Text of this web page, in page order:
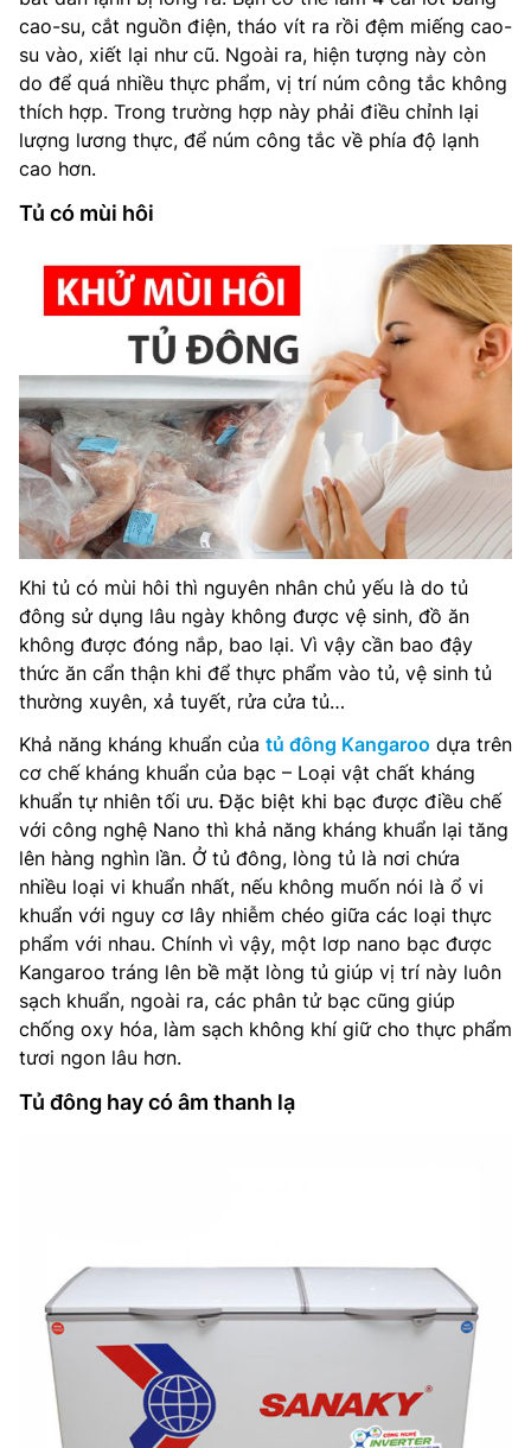
cao-su, cắt nguồn điện, tháo vít ra rồi đệm miếng cao-
su vào, xiết lại như cũ. Ngoài ra, hiện tượng này còn
do để quá nhiều thực phẩm, vị trí núm công tắc không
thích hợp. Trong trường hợp này phải điều chỉnh lại
lượng lương thực, để núm công tắc về phía độ lạnh
cao hơn.
Tủ có mùi hôi
Khi tủ có mùi hôi thì nguyên nhân chủ yếu là do tủ
đông sử dụng lâu ngày không được vệ sinh, đồ ăn
không được đóng nắp, bao lại. Vì vậy cần bao đậy
thức ăn cẩn thận khi để thực phẩm vào tủ, vệ sinh tủ
thường xuyên, xả tuyết, rửa cửa tủ…
Khả năng kháng khuẩn của tủ đông Kangaroo dựa trên
cơ chế kháng khuẩn của bạc – Loại vật chất kháng
khuẩn tự nhiên tối ưu. Đặc biệt khi bạc được điều chế
với công nghệ Nano thì khả năng kháng khuẩn lại tăng
lên hàng nghìn lần. Ở tủ đông, lòng tủ là nơi chứa
nhiều loại vi khuẩn nhất, nếu không muốn nói là ổ vi
khuẩn với nguy cơ lây nhiễm chéo giữa các loại thực
phẩm với nhau. Chính vì vậy, một lơp nano bạc được
Kangaroo tráng lên bề mặt lòng tủ giúp vị trí này luôn
sạch khuẩn, ngoài ra, các phân tử bạc cũng giúp
chống oxy hóa, làm sạch không khí giữ cho thực phẩm
tươi ngon lâu hơn.
Tủ đông hay có âm thanh lạ